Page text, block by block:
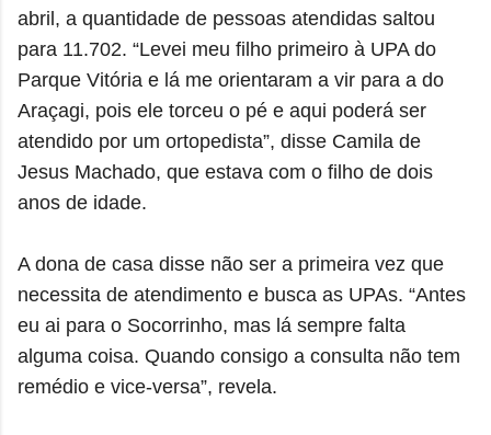
abril, a quantidade de pessoas atendidas saltou
para 11.702. “Levei meu filho primeiro à UPA do
Parque Vitória e lá me orientaram a vir para a do
Araçagi, pois ele torceu o pé e aqui poderá ser
atendido por um ortopedista”, disse Camila de
Jesus Machado, que estava com o filho de dois
anos de idade.
A dona de casa disse não ser a primeira vez que
necessita de atendimento e busca as UPAs. “Antes
eu ai para o Socorrinho, mas lá sempre falta
alguma coisa. Quando consigo a consulta não tem
remédio e vice-versa”, revela.